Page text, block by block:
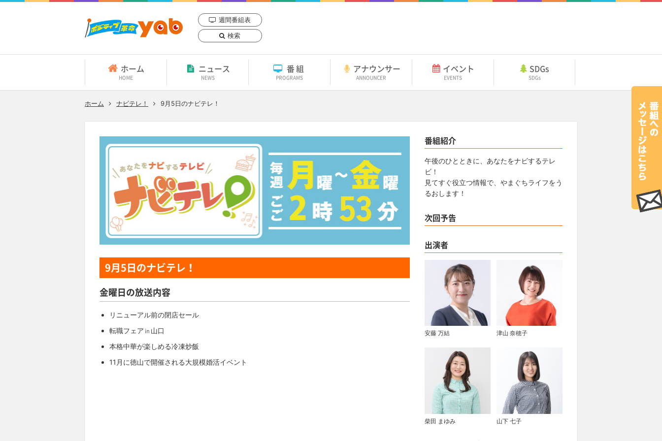
週間番組表
検索
ホーム
HOME
ニュース
NEWS
番組
PROGRAMS
アナウンサー
ANNOUNCER
イベント
EVENTS
SDGs
SDGs
ホーム ナビテレ！ 9月5日のナビテレ！
9月5日のナビテレ！
金曜日の放送内容
リニューアル前の閉店セール
転職フェア㏌山口
本格中華が楽しめる冷凍炒飯
11月に徳山で開催される大規模婚活イベント
番組紹介
午後のひとときに、あなたをナビするテレ
ビ！
見てすぐ役立つ情報で、やまぐちライフをう
るおします！
次回予告
出演者
安藤 万結 津山 奈穂子
柴田 まゆみ 山下 七子